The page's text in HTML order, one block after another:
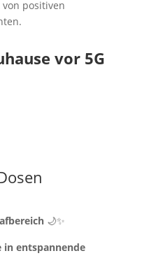
positiven
vor 5G
🌙✨
in entspannende